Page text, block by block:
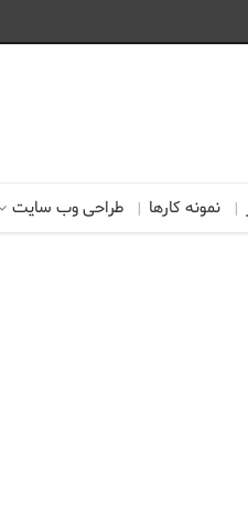
نمونه کارها طراحی وب سایت